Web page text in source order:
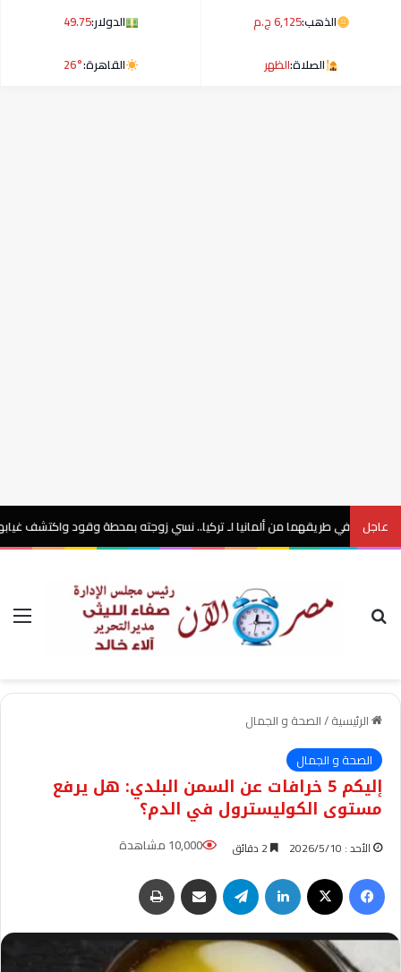
الذهب:6,125 ج.م الدولار:49.75
الصلاة:الظهر القاهرة:26°
عاجل
طريقهما من ألمانيا لـ تركيا.. نسي زوجته بمحطة وقود واكتشف غيابها بعد 6 ساعات
بحث عن
الرئيسية/الصحة و الجمال
الصحة و الجمال
إليكم 5 خرافات عن السمن البلدي: هل يرفع
مستوى الكوليسترول في الدم؟
الأحد : 2026/5/10
10,000 مشاهدة
فيسبوك
لينكدإن تيلقرام مشاركة عبر البريد